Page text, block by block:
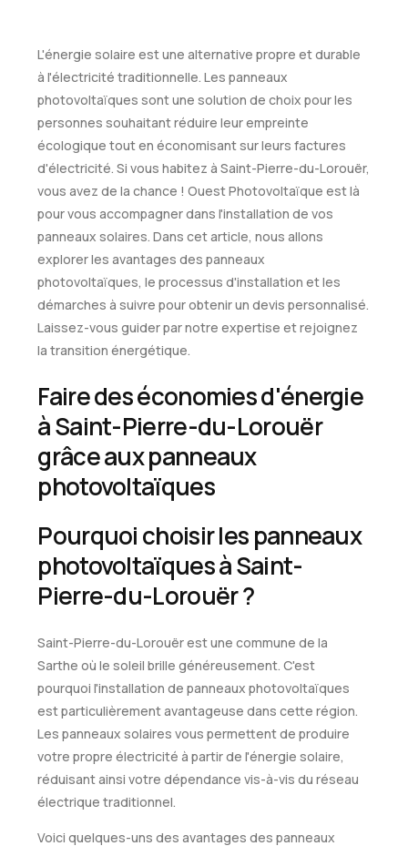
L'énergie solaire est une alternative propre et durable
à l'électricité traditionnelle. Les panneaux
photovoltaïques sont une solution de choix pour les
personnes souhaitant réduire leur empreinte
écologique tout en économisant sur leurs factures
d'électricité. Si vous habitez à Saint-Pierre-du-Lorouër,
vous avez de la chance ! Ouest Photovoltaïque est là
pour vous accompagner dans l'installation de vos
panneaux solaires. Dans cet article, nous allons
explorer les avantages des panneaux
photovoltaïques, le processus d'installation et les
démarches à suivre pour obtenir un devis personnalisé.
Laissez-vous guider par notre expertise et rejoignez
la transition énergétique.
Faire des économies d'énergie
à Saint-Pierre-du-Lorouër
grâce aux panneaux
photovoltaïques
Pourquoi choisir les panneaux
photovoltaïques à Saint-
Pierre-du-Lorouër ?
Saint-Pierre-du-Lorouër est une commune de la
Sarthe où le soleil brille généreusement. C'est
pourquoi l'installation de panneaux photovoltaïques
est particulièrement avantageuse dans cette région.
Les panneaux solaires vous permettent de produire
votre propre électricité à partir de l'énergie solaire,
réduisant ainsi votre dépendance vis-à-vis du réseau
électrique traditionnel.
Voici quelques-uns des avantages des panneaux